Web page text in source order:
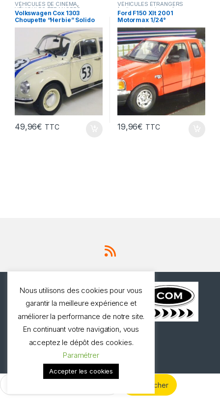
VÉHICULES DE CINEMA,
VÉHICULES ÉTRANGERS
(voitures,camions ...)
Volkswagen Cox 1303
Choupette “Herbie” Solido
1/18°
49,96€ TTC
VÉHICULES ÉTRANGERS
(voitures,camions ...)
Ford F150 Xlt 2001
Motormax 1/24°
19,96€ TTC
nous!
0327973537
Nous utilisons des cookies pour vous
garantir la meilleure expérience et
améliorer la performance de notre site.
En continuant votre navigation, vous
acceptez le dépôt des cookies.
Paramétrer
Accepter les cookies
Rechercher :